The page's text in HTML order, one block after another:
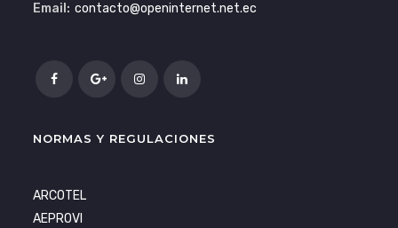
Email: contacto@openinternet.net.ec
NORMAS Y REGULACIONES
ARCOTEL
AEPROVI